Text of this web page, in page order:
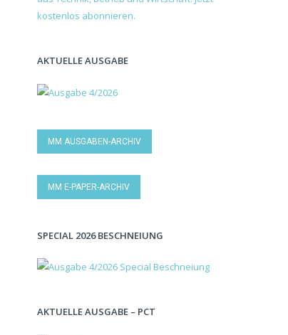
AKTUELLE AUSGABE
MM AUSGABEN-ARCHIV
MM E-PAPER-ARCHIV
SPECIAL 2026 BESCHNEIUNG
AKTUELLE AUSGABE – PCT